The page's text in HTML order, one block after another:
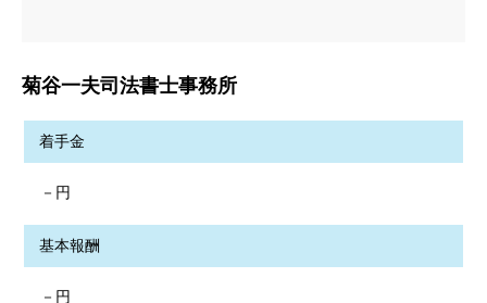
菊谷一夫司法書士事務所
着手金
－円
基本報酬
－円